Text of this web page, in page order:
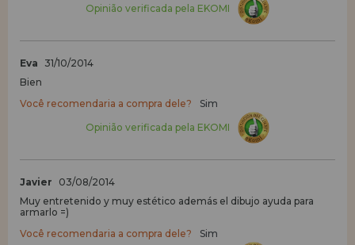
Opinião verificada pela EKOMI
Eva
31/10/2014
Bien
Você recomendaria a compra dele?
Sim
Opinião verificada pela EKOMI
Javier
03/08/2014
Muy entretenido y muy estético además el dibujo ayuda para
armarlo =)
Você recomendaria a compra dele?
Sim